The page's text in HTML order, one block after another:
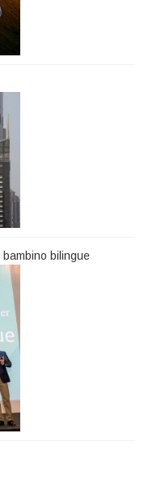
bilingue